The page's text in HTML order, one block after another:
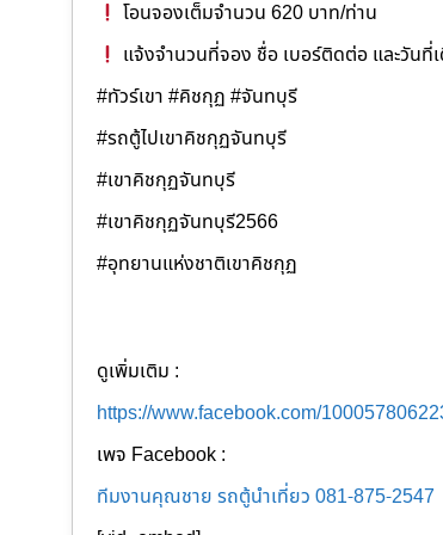
โอนจองเต็มจำนวน 620 บาท/ท่าน
แจ้งจำนวนที่จอง ชื่อ เบอร์ติดต่อ และวันที่
#ทัวร์เขา #คิชกุฏ #จันทบุรี
#รถตู้ไปเขาคิชกุฏจันทบุรี
#เขาคิชกุฏจันทบุรี
#เขาคิชกุฏจันทบุรี2566
#อุทยานแห่งชาติเขาคิชกุฏ
ดูเพิ่มเติม :
https://www.facebook.com/
เพจ Facebook :
ทีมงานคุณชาย รถตู้นำเที่ยว 081-875-2547